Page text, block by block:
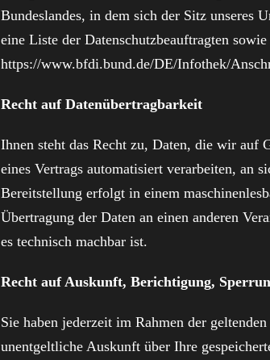
Bundeslandes, in dem sich der Sitz unseres
eine Liste der Datenschutzbeauftragten
https://www.bfdi.bund.de/DE/Infothek/
Recht auf Datenübertragbarkeit
Ihnen steht das Recht zu, Daten, die wir
eines Vertrags automatisiert verarbeiten, an
Bereitstellung erfolgt in einem
Übertragung der Daten an einen anderen
es technisch machbar ist.
Recht auf Auskunft, Berichtigung,
Sie haben jederzeit im Rahmen der
unentgeltliche Auskunft über Ihre